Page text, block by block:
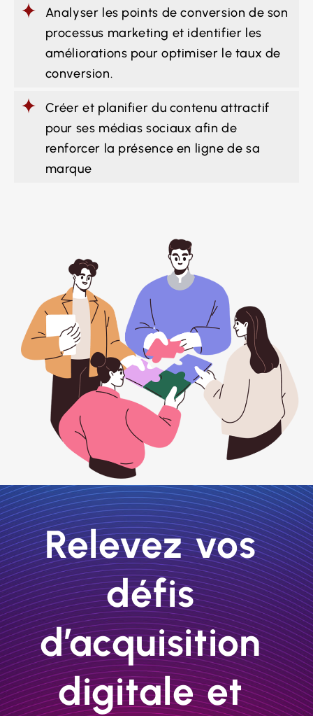
Analyser les points de conversion de son
processus marketing et identifier les
améliorations pour optimiser le taux de
conversion.
Créer et planifier du contenu attractif
pour ses médias sociaux afin de
renforcer la présence en ligne de sa
marque
Relevez vos
défis
d’acquisition
digitale et